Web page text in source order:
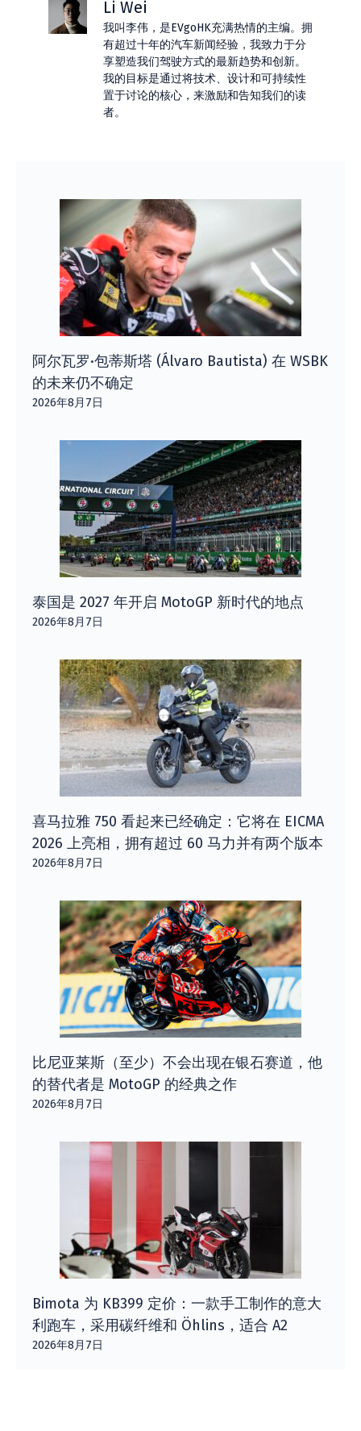
Li Wei
我叫李伟，是EVgoHK充满热情的主编。拥
有超过十年的汽车新闻经验，我致力于分
享塑造我们驾驶方式的最新趋势和创新。
我的目标是通过将技术、设计和可持续性
置于讨论的核心，来激励和告知我们的读
者。
阿尔瓦罗·包蒂斯塔 (Álvaro Bautista) 在 WSBK
的未来仍不确定
2026年8月7日
泰国是 2027 年开启 MotoGP 新时代的地点
2026年8月7日
喜马拉雅 750 看起来已经确定：它将在 EICMA
2026 上亮相，拥有超过 60 马力并有两个版本
2026年8月7日
比尼亚莱斯（至少）不会出现在银石赛道，他
的替代者是 MotoGP 的经典之作
2026年8月7日
Bimota 为 KB399 定价：一款手工制作的意大
利跑车，采用碳纤维和 Öhlins，适合 A2
2026年8月7日